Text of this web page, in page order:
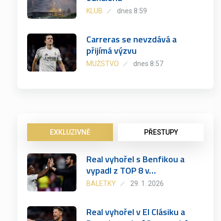
KLUB dnes 8:59
Carreras se nevzdává a
přijímá výzvu
MUŽSTVO dnes 8:57
EXKLUZIVNĚ PŘESTUPY
Real vyhořel s Benfikou a
vypadl z TOP 8 v…
BALETKY 29. 1. 2026
Real vyhořel v El Clásiku a